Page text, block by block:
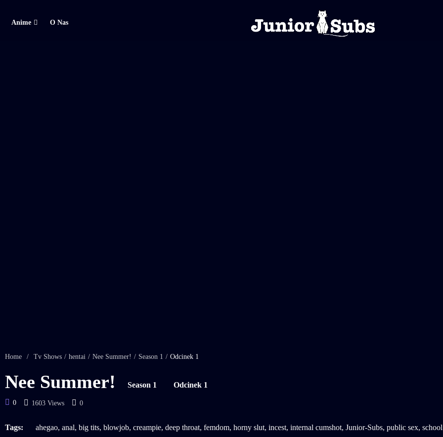
Anime O Nas
Home / Tv Shows / hentai / Nee Summer! / Season 1 / Odcinek 1
Nee Summer! Season 1 Odcinek 1
0 1603 Views 0
Tags: ahegao, anal, big tits, blowjob, creampie, deep throat, femdom, horny slut, incest, internal cumshot, Junior-Subs, public sex,